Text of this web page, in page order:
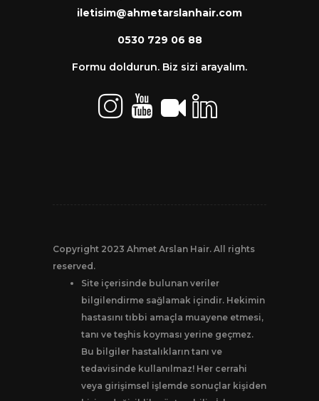
iletisim@ahmetarslanhair.com
0530 729 06 88
Formu doldurun. Biz sizi arayalım.
Copyright 2023 Ahmet Arslan Hair. All rights
reserved.
Site içerisinde bulunan veriler
bilgilendirme sağlamak içindir. Hekimin
hastasını tıbbi amaçla muayene etmesi,
tanı ve teşhis koyması yerine geçmez.
Bu bilgiler hastalıkların tanı ve
tedavisinde kullanılmaz! Her cerrahi
veya girişimsel işlemde sonuçlar kişiden